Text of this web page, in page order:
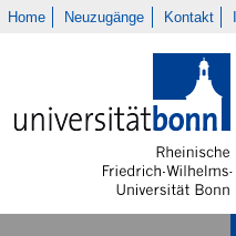
Home Neuzugänge Kontakt